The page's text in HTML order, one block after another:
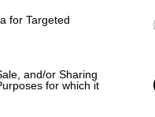
for Targeted
and/or Sharing
for which it
τη χρήση
προσωπικός σας